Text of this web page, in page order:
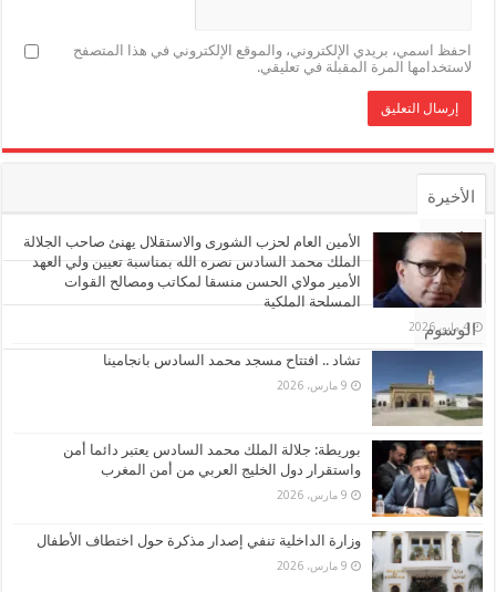
احفظ اسمي، بريدي الإلكتروني، والموقع الإلكتروني في هذا المتصفح
لاستخدامها المرة المقبلة في تعليقي.
الأخيرة
الأشهر
تعليقات
الوسوم
الأمين العام لحزب الشورى والاستقلال يهنئ صاحب الجلالة
الملك محمد السادس نصره الله بمناسبة تعيين ولي العهد
الأمير مولاي الحسن منسقا لمكاتب ومصالح القوات
المسلحة الملكية
4 مايو، 2026
تشاد .. افتتاح مسجد محمد السادس بانجامينا
9 مارس، 2026
بوريطة: جلالة الملك محمد السادس يعتبر دائما أمن
واستقرار دول الخليج العربي من أمن المغرب
9 مارس، 2026
وزارة الداخلية تنفي إصدار مذكرة حول اختطاف الأطفال
9 مارس، 2026